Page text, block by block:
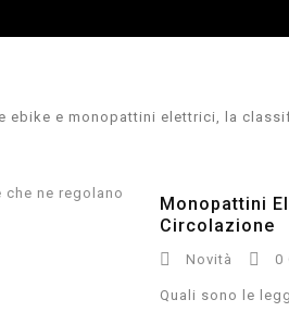
ebike e monopattini elettrici, la
Monopattini
Circolazione
 Novità  0
Quali sono le